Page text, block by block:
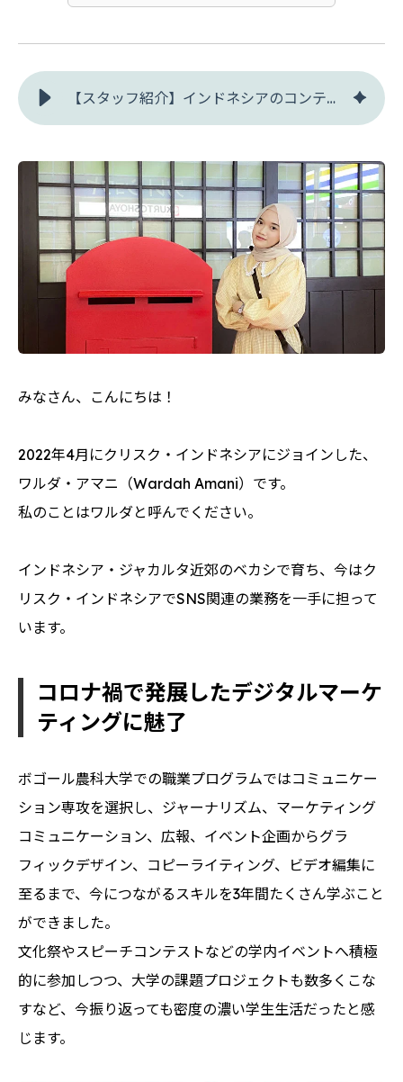
【スタッフ紹介】インドネシアのコンテンツマーケはおまかせ！ワルダさんをご紹介します
みなさん、こんにちは！
2022年4月にクリスク・インドネシアにジョインした、
ワルダ・アマニ（Wardah Amani）です。
私のことはワルダと呼んでください。
インドネシア・ジャカルタ近郊のベカシで育ち、今はク
リスク・インドネシアでSNS関連の業務を一手に担って
います。
コロナ禍で発展したデジタルマーケ
ティングに魅了
ボゴール農科大学での職業プログラムではコミュニケー
ション専攻を選択し、ジャーナリズム、マーケティング
コミュニケーション、広報、イベント企画からグラ
フィックデザイン、コピーライティング、ビデオ編集に
至るまで、今につながるスキルを3年間たくさん学ぶこと
ができました。
文化祭やスピーチコンテストなどの学内イベントへ積極
的に参加しつつ、大学の課題プロジェクトも数多くこな
すなど、今振り返っても密度の濃い学生生活だったと感
じます。